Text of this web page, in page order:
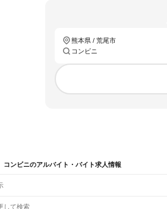
熊本県 / 荒尾市
コンビニ
コンビニのアルバイト・バイト求人情報
して検索